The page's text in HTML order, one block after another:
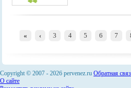
« ‹ 3 4 5 6 7
Copyright © 2007 - 2026 pervenez.ru Обратная
О сайте